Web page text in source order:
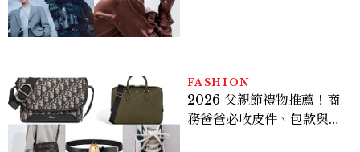
FASHION
2026 父親節禮物推薦！商
務爸爸必收皮件、包款與鞋